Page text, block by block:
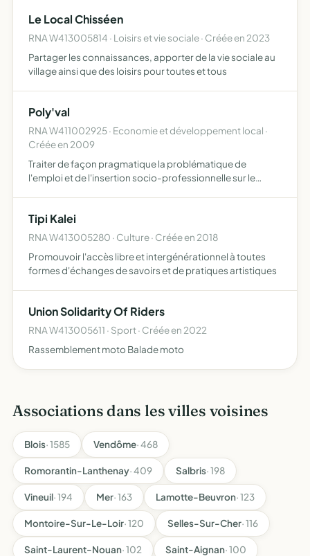
Le Local Chisséen
RNA W413005814 · Loisirs et vie sociale · Créée en 2023
Partager les connaissances, apporter de la vie sociale au
village ainsi que des loisirs pour toutes et tous
Poly'val
RNA W411002925 · Economie et développement local ·
Créée en 2009
Traiter de façon pragmatique la problématique de
l'emploi et de l'insertion socio-professionnelle sur le
développe…
Tipi Kalei
RNA W413005280 · Culture · Créée en 2018
Promouvoir l'accès libre et intergénérationnel à toutes
formes d'échanges de savoirs et de pratiques artistiques
Union Solidarity Of Riders
RNA W413005611 · Sport · Créée en 2022
Rassemblement moto Balade moto
Associations dans les villes voisines
Blois· 1585 Vendôme· 468
Romorantin-Lanthenay· 409 Salbris· 198
Vineuil· 194 Mer· 163 Lamotte-Beuvron· 123
Montoire-Sur-Le-Loir· 120 Selles-Sur-Cher· 116
Saint-Laurent-Nouan· 102 Saint-Aignan· 100